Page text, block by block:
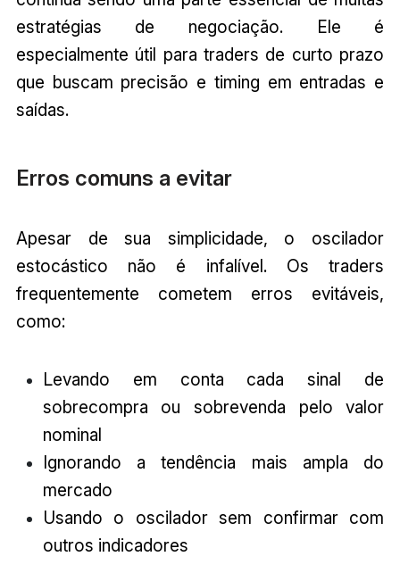
estratégias de negociação. Ele é
especialmente útil para traders de curto prazo
que buscam precisão e timing em entradas e
saídas.
Erros comuns a evitar
Apesar de sua simplicidade, o oscilador
estocástico não é infalível. Os traders
frequentemente cometem erros evitáveis,
como:
Levando em conta cada sinal de
sobrecompra ou sobrevenda pelo valor
nominal
Ignorando a tendência mais ampla do
mercado
Usando o oscilador sem confirmar com
outros indicadores